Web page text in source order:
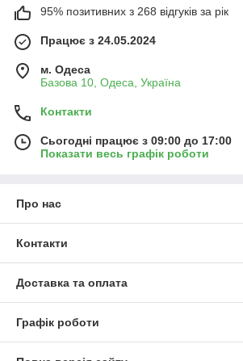
95% позитивних з 268 відгуків за рік
Працює з 24.05.2024
м. Одеса
Базова 10, Одеса, Україна
Контакти
Сьогодні працює з 09:00 до 17:00
Показати весь графік роботи
Про нас
Контакти
Доставка та оплата
Графік роботи